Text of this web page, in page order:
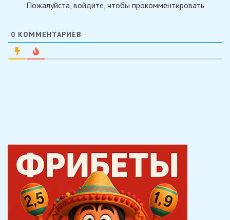
Пожалуйста, войдите, чтобы прокомментировать
0 КОММЕНТАРИЕВ